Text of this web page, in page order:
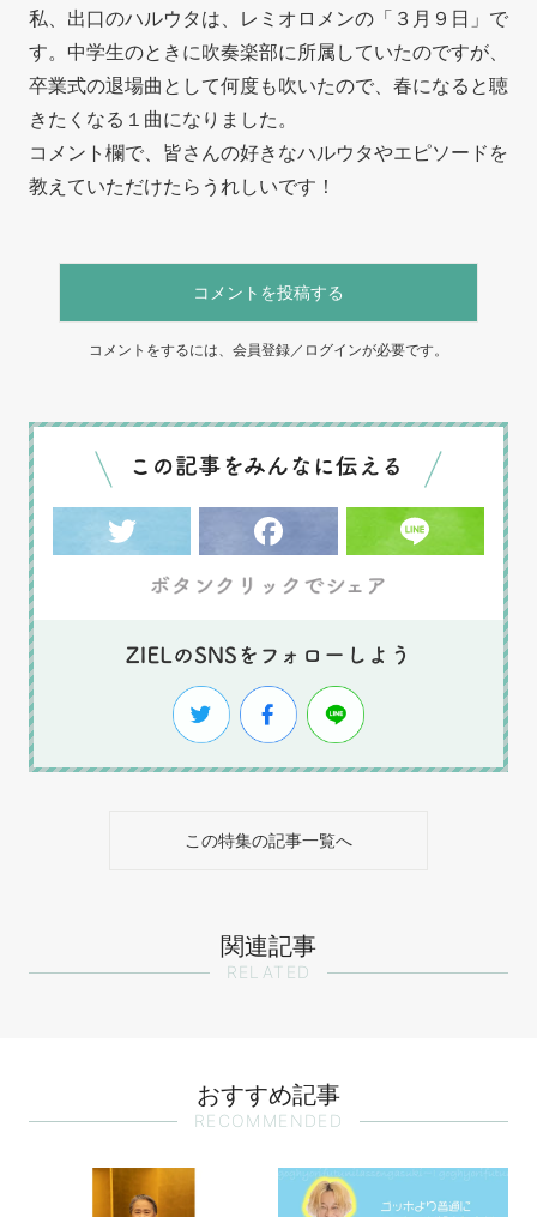
私、出口のハルウタは、レミオロメンの「３月９日」で
す。中学生のときに吹奏楽部に所属していたのですが、
卒業式の退場曲として何度も吹いたので、春になると聴
きたくなる１曲になりました。
コメント欄で、皆さんの好きなハルウタやエピソードを
教えていただけたらうれしいです！
コメントを投稿する
コメントをするには、会員登録／ログインが必要です。
この特集の記事一覧へ
関連記事
RELATED
おすすめ記事
RECOMMENDED